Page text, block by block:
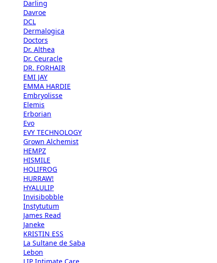
Darling
Davroe
DCL
Dermalogica
Doctors
Dr. Althea
Dr. Ceuracle
DR. FORHAIR
EMI JAY
EMMA HARDIE
Embryolisse
Elemis
Erborian
Evo
EVY TECHNOLOGY
Grown Alchemist
HEMPZ
HISMILE
HOLIFROG
HURRAW!
HYALULIP
Invisibobble
Instytutum
James Read
Janeke
KRISTIN ESS
La Sultane de Saba
Lebon